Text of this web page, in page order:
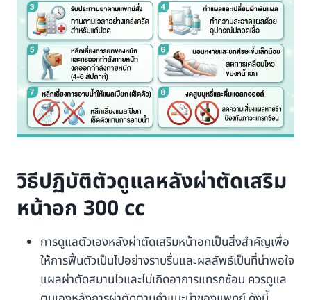
วิธีปฏิบัติตัวดูแลหลังผ่าตัดเสริม
หน้าอก 300 cc
การดูแลตัวเองหลังผ่าตัดเสริมหน้าอกเป็นสิ่งสำคัญเพื่อ
ให้การฟื้นตัวเป็นไปอย่างราบรื่นและผลลัพธ์เป็นที่น่าพอใจ
แผลผ่าตัดสมานไวและไม่เกิดอาการแทรกซ้อน ควรดูแล